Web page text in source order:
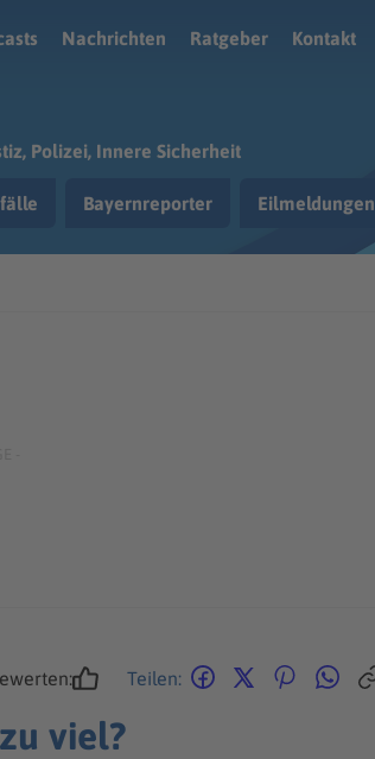
Nachrichten Ratgeber Kontakt
Polizei, Innere Sicherheit
Bayernreporter Eilmeldungen
Teilen:
viel?